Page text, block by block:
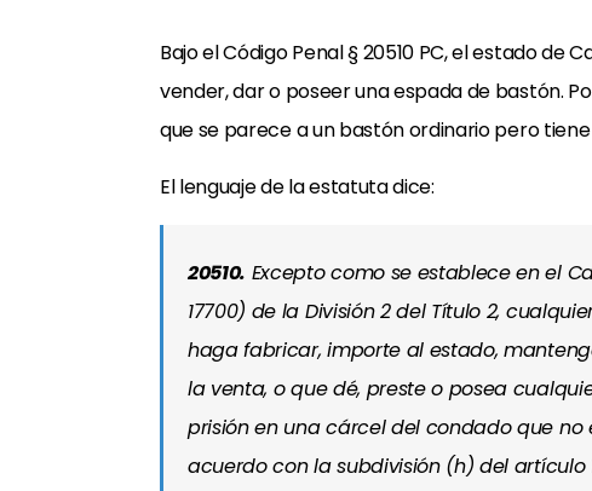
Bajo el Código Penal § 20510 PC, el estado
vender, dar o poseer una espada de bastón.
que se parece a un bastón ordinario pero
El lenguaje de la estatuta dice:
20510. Excepto como se establece en el
17700) de la División 2 del Título 2,
haga fabricar, importe al estado,
la venta, o que dé, preste o posea
prisión en una cárcel del condado que
acuerdo con la subdivisión (h) del artículo